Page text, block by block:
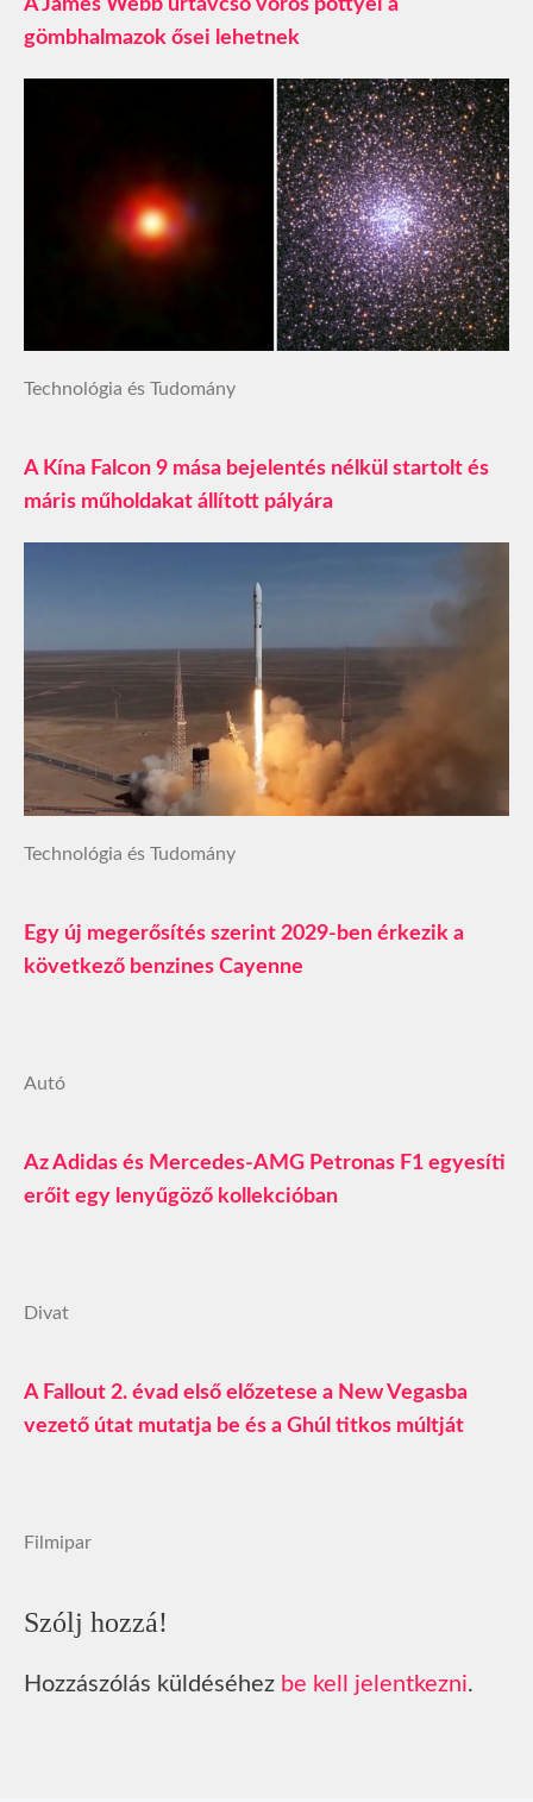
A James Webb űrtávcső vörös pöttyei a
gömbhalmazok ősei lehetnek
Technológia és Tudomány
A Kína Falcon 9 mása bejelentés nélkül startolt és
máris műholdakat állított pályára
Technológia és Tudomány
Egy új megerősítés szerint 2029-ben érkezik a
következő benzines Cayenne
Autó
Az Adidas és Mercedes-AMG Petronas F1 egyesíti
erőit egy lenyűgöző kollekcióban
Divat
A Fallout 2. évad első előzetese a New Vegasba
vezető útat mutatja be és a Ghúl titkos múltját
Filmipar
Szólj hozzá!
Hozzászólás küldéséhez be kell jelentkezni.